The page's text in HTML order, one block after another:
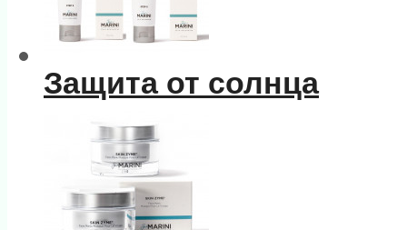
Защита от солнца